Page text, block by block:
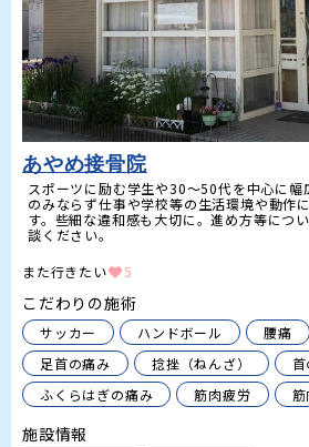
あやめ接骨院
スポーツに励む学生や30〜50代を中心に
のみならず仕事や学校等の生活環境や動作
す。些細な違和感も大切に。進め方等につ
談ください。
また行きたい
5
こだわりの施術
サッカー ハンドボール 腰痛
足首の痛み
捻挫（ねんざ）
ふくらはぎの痛み
筋肉疲労
施設情報